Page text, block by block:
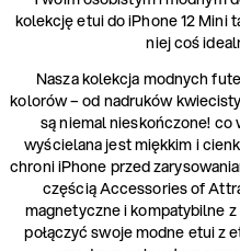
kolekcję etui do iPhone 12 Mini
niej coś
Nasza kolekcja modnych
kolorów – od nadruków
są niemal nieskończone!
wyścielana jest miękkim i
chroni iPhone przed
częścią Accessories of
magnetyczne i kompatybilne
połączyć swoje modne etui z